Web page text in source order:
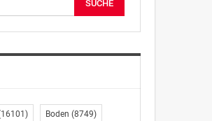
Boden (8749)